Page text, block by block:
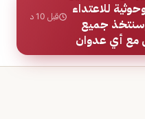
للاعتداء
جميع
مع أي عدوان
قبل 10 د